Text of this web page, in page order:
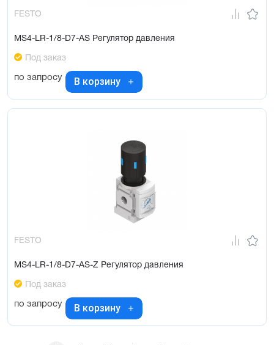
FESTO
MS4-LR-1/8-D7-AS Регулятор давления
Под заказ
по запросу В корзину
FESTO
MS4-LR-1/8-D7-AS-Z Регулятор давления
Под заказ
по запросу В корзину